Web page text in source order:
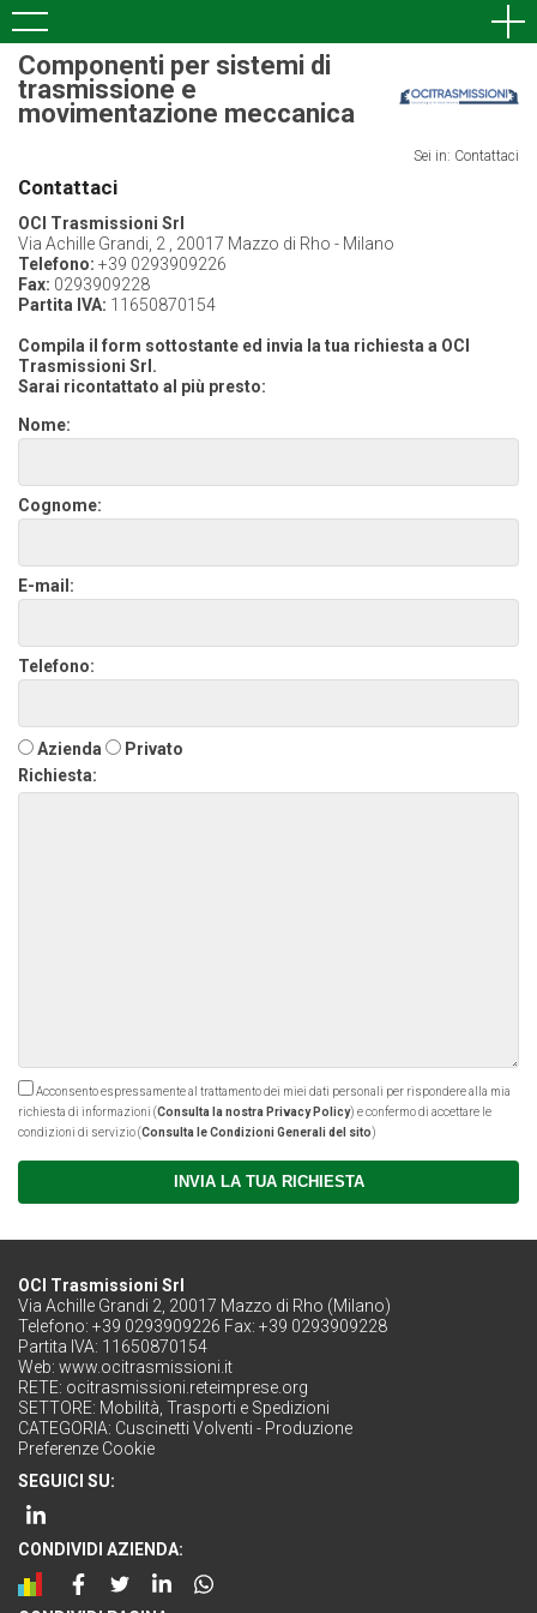
Componenti per sistemi di
trasmissione e
movimentazione meccanica
Sei in: Contattaci
Contattaci
OCI Trasmissioni Srl
Via Achille Grandi, 2 , 20017 Mazzo di Rho - Milano
Telefono: +39 0293909226
Fax: 0293909228
Partita IVA: 11650870154
Compila il form sottostante ed invia la tua richiesta a OCI
Trasmissioni Srl.
Sarai ricontattato al più presto:
Nome:
Cognome:
E-mail:
Telefono:
Azienda
Privato
Richiesta:
Acconsento espressamente al trattamento dei miei dati personali per rispondere alla mia
richiesta di informazioni (Consulta la nostra Privacy Policy) e confermo di accettare le
condizioni di servizio (Consulta le Condizioni Generali del sito)
INVIA LA TUA RICHIESTA
OCI Trasmissioni Srl
Via Achille Grandi 2, 20017 Mazzo di Rho (Milano)
Telefono: +39 0293909226 Fax: +39 0293909228
Partita IVA: 11650870154
Web: www.ocitrasmissioni.it
RETE: ocitrasmissioni.reteimprese.org
SETTORE: Mobilità, Trasporti e Spedizioni
CATEGORIA: Cuscinetti Volventi - Produzione
Preferenze Cookie
SEGUICI SU:
CONDIVIDI AZIENDA: